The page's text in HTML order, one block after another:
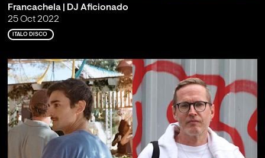
Francachela | DJ Aficionado
25 Oct 2022
ITALO DISCO